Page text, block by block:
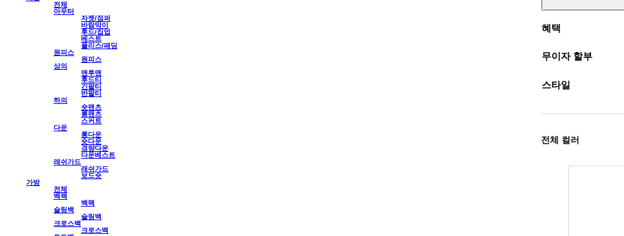
전체
아우터
자켓/점퍼
바람막이
후드/집업
베스트
플리스/패딩
원피스
원피스
상의
맨투맨
후드티
긴팔티
반팔티
하의
숏팬츠
롱팬츠
스커트
다운
롱다운
숏다운
경량다운
다운베스트
래쉬가드
래쉬가드
보드숏
가방
전체
백팩
백팩
슬링백
슬링백
크로스백
크로스백
혜택
무이자 할부
스타일
전체 컬러